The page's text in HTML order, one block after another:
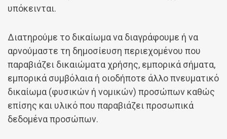
υπόκεινται.
Διατηρούμε το δικαίωμα να διαγράφουμε ή να
αρνούμαστε τη δημοσίευση περιεχομένου που
παραβιάζει δικαιώματα χρήσης, εμπορικά σήματα,
εμπορικά συμβόλαια ή οιοδήποτε άλλο πνευματικό
δικαίωμα (φυσικών ή νομικών) προσώπων καθώς
επίσης και υλικό που παραβιάζει προσωπικά
δεδομένα προσώπων.